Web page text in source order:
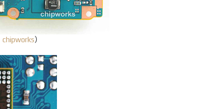
chipworks）